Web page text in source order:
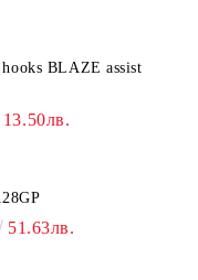
BLAZE assist
13.50лв.
51.63лв.